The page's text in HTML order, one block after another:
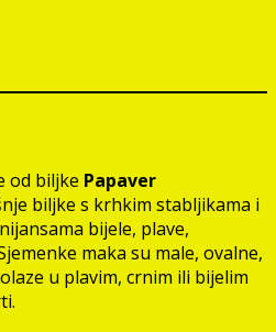
od biljke Papaver
biljke s krhkim stabljikama i
bijele, plave,
maka su male, ovalne,
u plavim, crnim ili bijelim